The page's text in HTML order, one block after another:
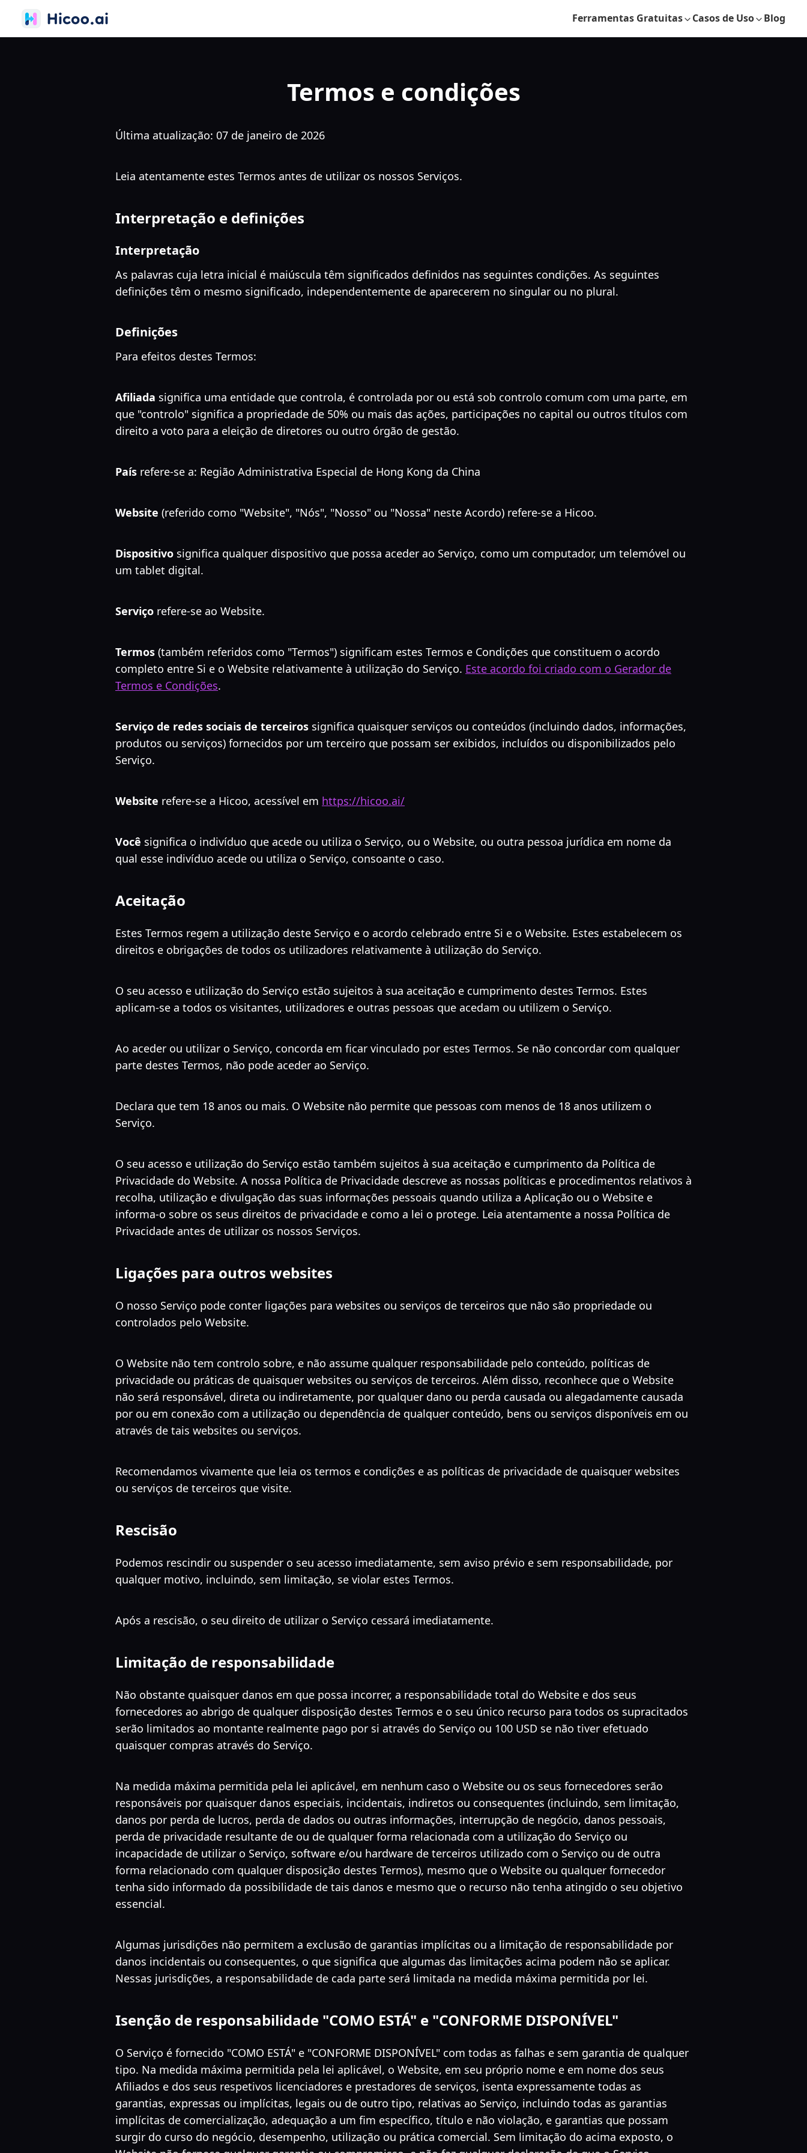
Ferramentas Gratuitas Casos de Uso Blog
Termos e condições
Última atualização: 07 de janeiro de 2026
Leia atentamente estes Termos antes de utilizar os nossos Serviços.
Interpretação e definições
Interpretação
As palavras cuja letra inicial é maiúscula têm significados definidos nas seguintes condições. As seguintes
definições têm o mesmo significado, independentemente de aparecerem no singular ou no plural.
Definições
Para efeitos destes Termos:
Afiliada significa uma entidade que controla, é controlada por ou está sob controlo comum com uma parte, em
que "controlo" significa a propriedade de 50% ou mais das ações, participações no capital ou outros títulos com
direito a voto para a eleição de diretores ou outro órgão de gestão.
País refere-se a: Região Administrativa Especial de Hong Kong da China
Website (referido como "Website", "Nós", "Nosso" ou "Nossa" neste Acordo) refere-se a Hicoo.
Dispositivo significa qualquer dispositivo que possa aceder ao Serviço, como um computador, um telemóvel ou
um tablet digital.
Serviço refere-se ao Website.
Termos (também referidos como "Termos") significam estes Termos e Condições que constituem o acordo
completo entre Si e o Website relativamente à utilização do Serviço. Este acordo foi criado com o Gerador de
Termos e Condições.
Serviço de redes sociais de terceiros significa quaisquer serviços ou conteúdos (incluindo dados, informações,
produtos ou serviços) fornecidos por um terceiro que possam ser exibidos, incluídos ou disponibilizados pelo
Serviço.
Website refere-se a Hicoo, acessível em https://hicoo.ai/
Você significa o indivíduo que acede ou utiliza o Serviço, ou o Website, ou outra pessoa jurídica em nome da
qual esse indivíduo acede ou utiliza o Serviço, consoante o caso.
Aceitação
Estes Termos regem a utilização deste Serviço e o acordo celebrado entre Si e o Website. Estes estabelecem os
direitos e obrigações de todos os utilizadores relativamente à utilização do Serviço.
O seu acesso e utilização do Serviço estão sujeitos à sua aceitação e cumprimento destes Termos. Estes
aplicam-se a todos os visitantes, utilizadores e outras pessoas que acedam ou utilizem o Serviço.
Ao aceder ou utilizar o Serviço, concorda em ficar vinculado por estes Termos. Se não concordar com qualquer
parte destes Termos, não pode aceder ao Serviço.
Declara que tem 18 anos ou mais. O Website não permite que pessoas com menos de 18 anos utilizem o
Serviço.
O seu acesso e utilização do Serviço estão também sujeitos à sua aceitação e cumprimento da Política de
Privacidade do Website. A nossa Política de Privacidade descreve as nossas políticas e procedimentos relativos à
recolha, utilização e divulgação das suas informações pessoais quando utiliza a Aplicação ou o Website e
informa-o sobre os seus direitos de privacidade e como a lei o protege. Leia atentamente a nossa Política de
Privacidade antes de utilizar os nossos Serviços.
Ligações para outros websites
O nosso Serviço pode conter ligações para websites ou serviços de terceiros que não são propriedade ou
controlados pelo Website.
O Website não tem controlo sobre, e não assume qualquer responsabilidade pelo conteúdo, políticas de
privacidade ou práticas de quaisquer websites ou serviços de terceiros. Além disso, reconhece que o Website
não será responsável, direta ou indiretamente, por qualquer dano ou perda causada ou alegadamente causada
por ou em conexão com a utilização ou dependência de qualquer conteúdo, bens ou serviços disponíveis em ou
através de tais websites ou serviços.
Recomendamos vivamente que leia os termos e condições e as políticas de privacidade de quaisquer websites
ou serviços de terceiros que visite.
Rescisão
Podemos rescindir ou suspender o seu acesso imediatamente, sem aviso prévio e sem responsabilidade, por
qualquer motivo, incluindo, sem limitação, se violar estes Termos.
Após a rescisão, o seu direito de utilizar o Serviço cessará imediatamente.
Limitação de responsabilidade
Não obstante quaisquer danos em que possa incorrer, a responsabilidade total do Website e dos seus
fornecedores ao abrigo de qualquer disposição destes Termos e o seu único recurso para todos os supracitados
serão limitados ao montante realmente pago por si através do Serviço ou 100 USD se não tiver efetuado
quaisquer compras através do Serviço.
Na medida máxima permitida pela lei aplicável, em nenhum caso o Website ou os seus fornecedores serão
responsáveis por quaisquer danos especiais, incidentais, indiretos ou consequentes (incluindo, sem limitação,
danos por perda de lucros, perda de dados ou outras informações, interrupção de negócio, danos pessoais,
perda de privacidade resultante de ou de qualquer forma relacionada com a utilização do Serviço ou
incapacidade de utilizar o Serviço, software e/ou hardware de terceiros utilizado com o Serviço ou de outra
forma relacionado com qualquer disposição destes Termos), mesmo que o Website ou qualquer fornecedor
tenha sido informado da possibilidade de tais danos e mesmo que o recurso não tenha atingido o seu objetivo
essencial.
Algumas jurisdições não permitem a exclusão de garantias implícitas ou a limitação de responsabilidade por
danos incidentais ou consequentes, o que significa que algumas das limitações acima podem não se aplicar.
Nessas jurisdições, a responsabilidade de cada parte será limitada na medida máxima permitida por lei.
Isenção de responsabilidade "COMO ESTÁ" e "CONFORME DISPONÍVEL"
O Serviço é fornecido "COMO ESTÁ" e "CONFORME DISPONÍVEL" com todas as falhas e sem garantia de qualquer
tipo. Na medida máxima permitida pela lei aplicável, o Website, em seu próprio nome e em nome dos seus
Afiliados e dos seus respetivos licenciadores e prestadores de serviços, isenta expressamente todas as
garantias, expressas ou implícitas, legais ou de outro tipo, relativas ao Serviço, incluindo todas as garantias
implícitas de comercialização, adequação a um fim específico, título e não violação, e garantias que possam
surgir do curso do negócio, desempenho, utilização ou prática comercial. Sem limitação do acima exposto, o